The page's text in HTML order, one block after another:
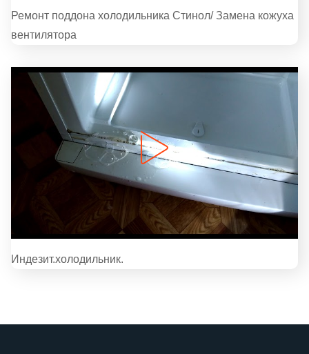
Ремонт поддона холодильника Стинол/ Замена кожуха
вентилятора
Индезит.холодильник.